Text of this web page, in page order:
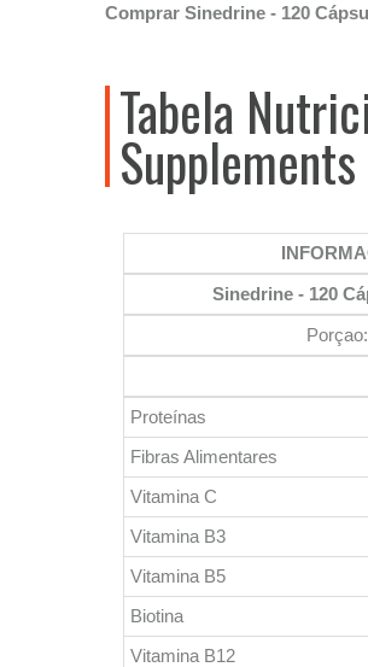
Comprar Sinedrine - 120
Tabela
Supplements
Sinedrine - 120
Proteínas
Fibras Alimentares
Vitamina C
Vitamina B3
Vitamina B5
Biotina
Vitamina B12